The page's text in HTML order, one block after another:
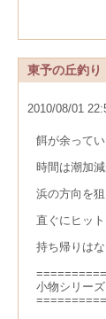
東予の丘釣り
2010/08/01
餌が余って
時間は潮加
浜の方向を
直ぐにヒッ
持ち帰りは
小物シリーズ